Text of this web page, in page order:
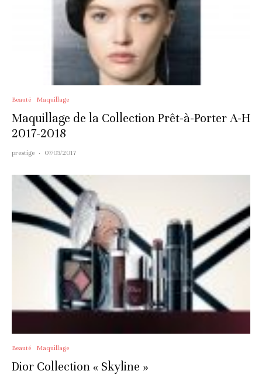
Beauté Maquillage
Maquillage de la Collection Prêt-à-Porter A-H
2017-2018
prestige · 07/03/2017
Beauté Maquillage
Dior Collection « Skyline »